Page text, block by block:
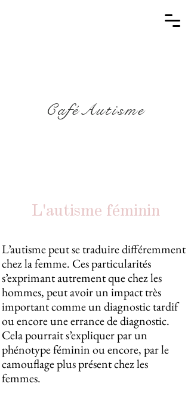
CaféAutisme
L'autisme féminin
L’autisme peut se traduire différemment
chez la femme. Ces particularités
s’exprimant autrement que chez les
hommes, peut avoir un impact très
important comme un diagnostic tardif
ou encore une errance de diagnostic.
Cela pourrait s’expliquer par un
phénotype féminin ou encore, par le
camouflage plus présent chez les
femmes.